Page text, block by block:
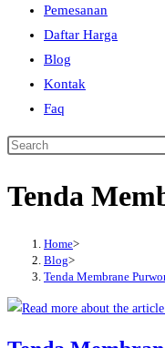
Pemesanan
Daftar Harga
Blog
Kontak
Faq
Search
website
Tenda
Home>
Blog>
Tenda Membrane